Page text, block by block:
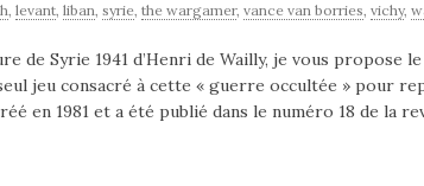
, levant, liban, syrie, the wargamer, vance van borries, vichy,
de Syrie 1941 d’Henri de Wailly, je vous propose
jeu consacré à cette « guerre occultée » pour
en 1981 et a été publié dans le numéro 18 de la